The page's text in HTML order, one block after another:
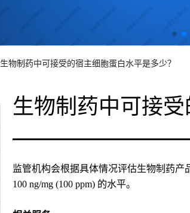
生物制药中可接受的宿主细胞蛋白水平是多少？
生物制药中可接
监管机构会根据具体情况评估生物制药
100 ng/mg (100 ppm) 的水平。